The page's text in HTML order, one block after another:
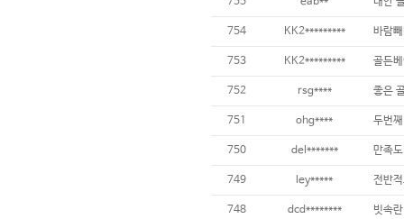
754 KK2********* 바람
753 KK2********* 골든
752 rsg**** 좋은
751 ohg**** 두번째
750 del******* 만족
749 ley***** 전반
748 dcd******** 빗속